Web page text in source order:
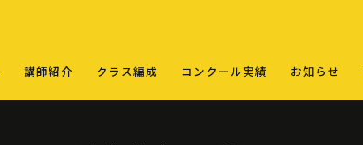
講師紹介 クラス編成 コンクール実績 お知らせ